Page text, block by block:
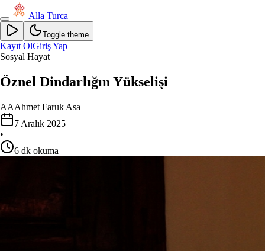
Alla Turca
Toggle theme
Kayıt OlGiriş Yap
Sosyal Hayat
Öznel Dindarlığın Yükselişi
AAAhmet Faruk Asa
7 Aralık 2025
•
6 dk okuma